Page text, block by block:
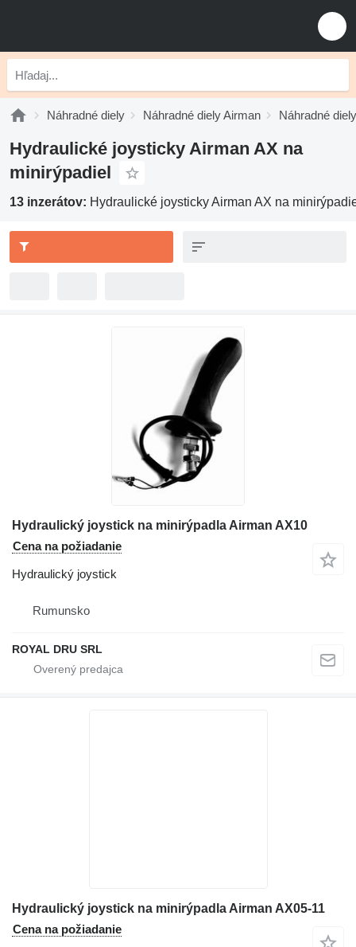
Náhradné diely Náhradné diely Airman Náhradné
Hydraulické joysticky Airman AX na
minirýpadiel
13 inzerátov: Hydraulické joysticky Airman AX na
Hydraulický joystick na minirýpadla Airman AX10
Cena na požiadanie
Hydraulický joystick
Rumunsko
ROYAL DRU SRL
Hydraulický joystick na minirýpadla Airman AX05-11
Cena na požiadanie